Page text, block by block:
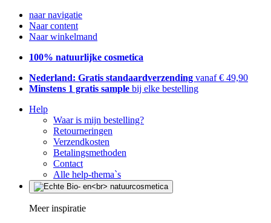
naar navigatie
Naar content
Naar winkelmand
100% natuurlijke cosmetica
Nederland: Gratis standaardverzending vanaf € 49,90
Minstens 1 gratis sample bij elke bestelling
Help
Waar is mijn bestelling?
Retourneringen
Verzendkosten
Betalingsmethoden
Contact
Alle help-thema`s
Meer inspiratie